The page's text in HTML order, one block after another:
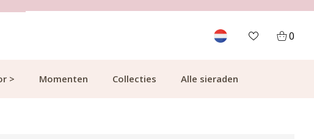
0
> Momenten Collecties Alle sieraden